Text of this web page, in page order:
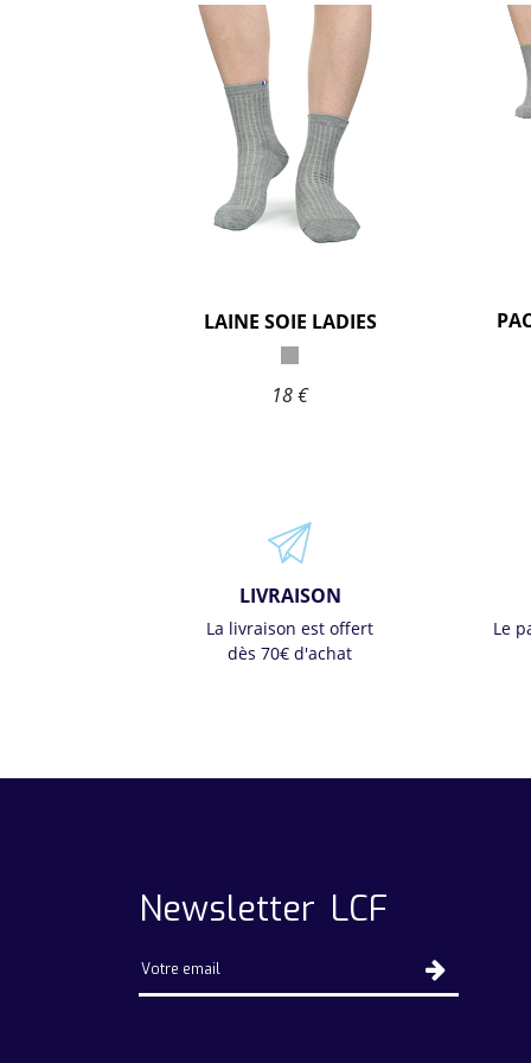
LAINE SOIE LADIES
18 €
LIVRAISON
La livraison est offert
dès 70€ d'achat
Le
Newsletter LCF